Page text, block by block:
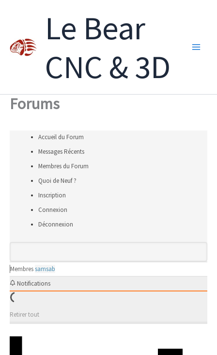
Le Bear
CNC & 3D
Forums
Accueil du Forum
Messages Récents
Membres du Forum
Quoi de Neuf ?
Inscription
Connexion
Déconnexion
Membressamsab
Notifications
Retirer tout